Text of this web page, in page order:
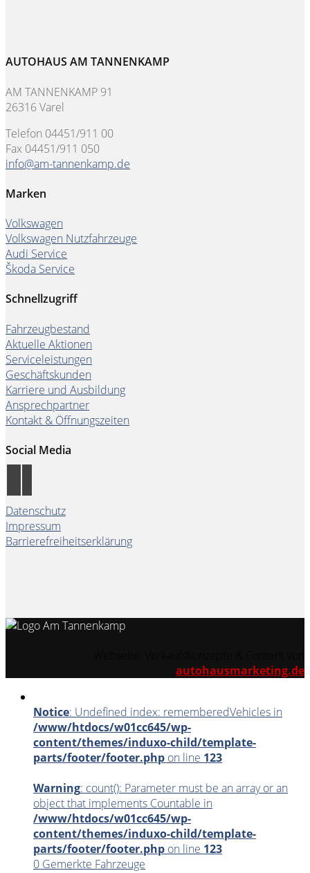
AUTOHAUS AM TANNENKAMP
AM TANNENKAMP 91
26316 Varel
Telefon 04451/911 00
Fax 04451/911 050
info@am-tannenkamp.de
Marken
Volkswagen
Volkswagen Nutzfahrzeuge
Audi Service
Škoda Service
Schnellzugriff
Fahrzeugbestand
Aktuelle Aktionen
Serviceleistungen
Geschäftskunden
Karriere und Ausbildung
Ansprechpartner
Kontakt & Öffnungszeiten
Social Media
Datenschutz
Impressum
Barrierefreiheitserklärung
autohausmarketing.de
Notice: Undefined index: rememberedVehicles in
/www/htdocs/w01cc645/wp-
content/themes/induxo-child/template-
parts/footer/footer.php on line 123
Warning: count(): Parameter must be an array or an
object that implements Countable in
/www/htdocs/w01cc645/wp-
content/themes/induxo-child/template-
parts/footer/footer.php on line 123
0 Gemerkte Fahrzeuge